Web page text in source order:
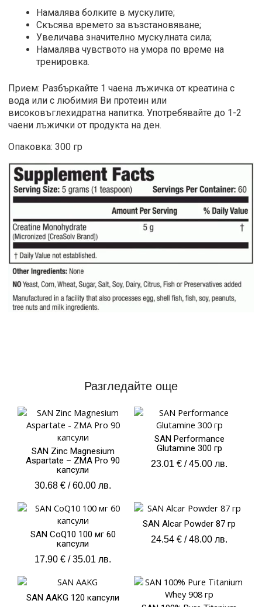
Намалява болките в мускулите;
Скъсява времето за възстановяване;
Увеличава значително мускулната сила;
Намалява чувството на умора по време на
тренировка.
Прием: Разбъркайте 1 чаена лъжичка от креатина с
вода или с любимия Ви протеин или
високовъглехидратна напитка. Употребявайте до 1-2
чаени лъжички от продукта на ден.
Опаковка: 300 гр
Разгледайте още
SAN Zinc Magnesium
Aspartate – ZMA Pro 90
капсули
30.68 € / 60.00 лв.
SAN Performance
Glutamine 300 гр
23.01 € / 45.00 лв.
SAN CoQ10 100 мг 60
капсули
17.90 € / 35.01 лв.
SAN Alcar Powder 87 гр
24.54 € / 48.00 лв.
SAN AAKG 120 капсули